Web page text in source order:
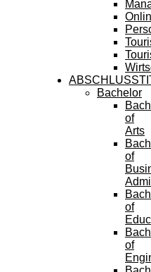
Bachelor
of
Arts
of
of
of